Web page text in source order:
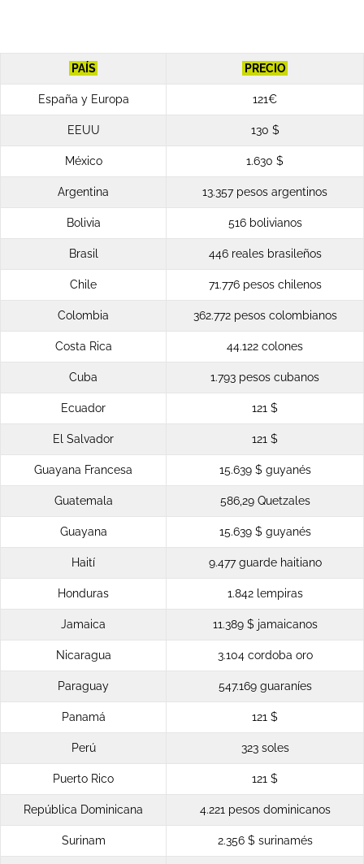
PAÍS PRECIO
España y Europa 121€
EEUU 130 $
México 1.630 $
Argentina 13.357 pesos argentinos
Bolivia 516 bolivianos
Brasil 446 reales brasileños
Chile 71.776 pesos chilenos
Colombia 362.772 pesos colombianos
Costa Rica 44.122 colones
Cuba 1.793 pesos cubanos
Ecuador 121 $
El Salvador 121 $
Guayana Francesa 15.639 $ guyanés
Guatemala 586,29 Quetzales
Guayana 15.639 $ guyanés
Haití 9.477 guarde haitiano
Honduras 1.842 lempiras
Jamaica 11.389 $ jamaicanos
Nicaragua 3.104 cordoba oro
Paraguay 547.169 guaraníes
Panamá 121 $
Perú 323 soles
Puerto Rico 121 $
República Dominicana 4.221 pesos dominicanos
Surinam 2.356 $ surinamés